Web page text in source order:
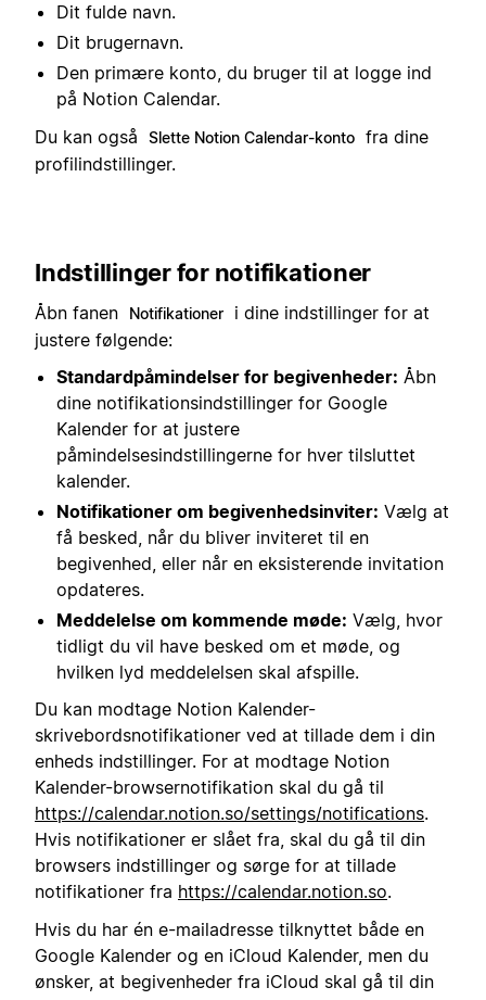
Dit fulde navn.
Dit brugernavn.
Den primære konto, du bruger til at logge ind
på Notion Calendar.
Du kan også
Slette Notion Calendar-konto fra dine
profilindstillinger.
Indstillinger for notifikationer
Åbn fanen Notifikationer
i dine indstillinger for at
justere følgende:
Standardpåmindelser for begivenheder: Åbn
dine notifikationsindstillinger for Google
Kalender for at justere
påmindelsesindstillingerne for hver tilsluttet
kalender.
Notifikationer om begivenhedsinviter: Vælg at
få besked, når du bliver inviteret til en
begivenhed, eller når en eksisterende invitation
opdateres.
Meddelelse om kommende møde: Vælg, hvor
tidligt du vil have besked om et møde, og
hvilken lyd meddelelsen skal afspille.
Du kan modtage Notion Kalender-
skrivebordsnotifikationer ved at tillade dem i din
enheds indstillinger. For at modtage Notion
Kalender-browsernotifikation skal du gå til
https://calendar.notion.so/settings/notifications.
Hvis notifikationer er slået fra, skal du gå til din
browsers indstillinger og sørge for at tillade
notifikationer fra https://calendar.notion.so.
Hvis du har én e-mailadresse tilknyttet både en
Google Kalender og en iCloud Kalender, men du
ønsker, at begivenheder fra iCloud skal gå til din